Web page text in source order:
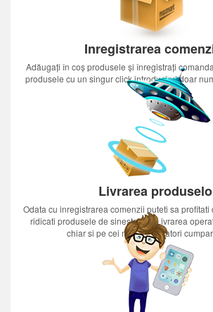
Inregistrarea
Adăugați în coș produsele și înregistrați
produsele cu un singur click introducînd doar
Livrarea
Odata cu inregistrarea comenzii puteti sa profitati
ridicati produsele de sinestatator.Livrarea
chiar si pe cei mai nerabdatori